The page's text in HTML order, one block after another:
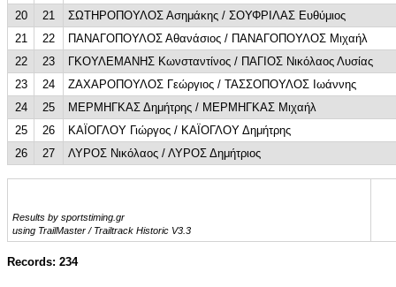
20
21
ΣΩΤΗΡΟΠΟΥΛΟΣ Ασημάκης / ΣΟΥΦΡΙΛΑΣ Ευθύμιος
21
22
ΠΑΝΑΓΟΠΟΥΛΟΣ Αθανάσιος / ΠΑΝΑΓΟΠΟΥΛΟΣ Μιχαήλ
22
23
ΓΚΟΥΛΕΜΑΝΗΣ Κωνσταντίνος / ΠΑΓΙΟΣ Νικόλαος Λυσίας
23
24
ΖΑΧΑΡΟΠΟΥΛΟΣ Γεώργιος / ΤΑΣΣΟΠΟΥΛΟΣ Ιωάννης
24
25
ΜΕΡΜΗΓΚΑΣ Δημήτρης / ΜΕΡΜΗΓΚΑΣ Μιχαήλ
25
26
ΚΑΪΟΓΛΟΥ Γιώργος / ΚΑΪΟΓΛΟΥ Δημήτρης
26
27 ΛΥΡΟΣ Νικόλαος / ΛΥΡΟΣ Δημήτριος
Results by sportstiming.gr
using TrailMaster / Trailtrack Historic V3.3
Records: 234